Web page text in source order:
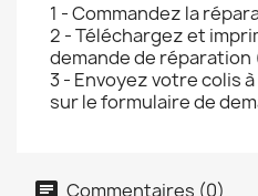
1 - Commandez la
2 - Téléchargez et
demande de
3 - Envoyez votre colis
sur le formulaire de
Commentaires (0)